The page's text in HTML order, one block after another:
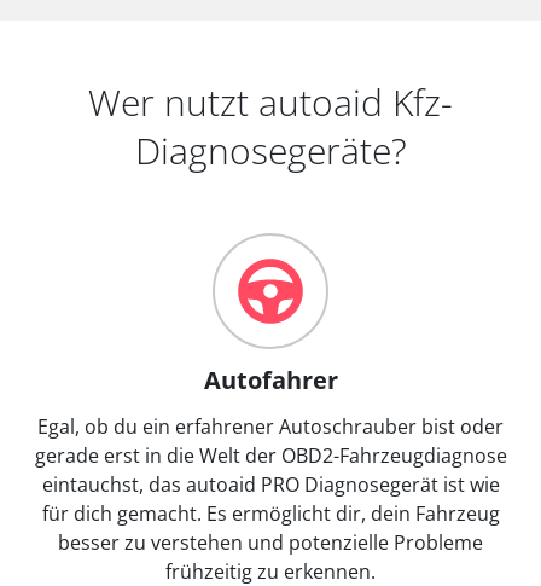
Wer nutzt autoaid Kfz-
Diagnosegeräte?
Autofahrer
Egal, ob du ein erfahrener Autoschrauber bist oder
gerade erst in die Welt der OBD2-Fahrzeugdiagnose
eintauchst, das autoaid PRO Diagnosegerät ist wie
für dich gemacht. Es ermöglicht dir, dein Fahrzeug
besser zu verstehen und potenzielle Probleme
frühzeitig zu erkennen.